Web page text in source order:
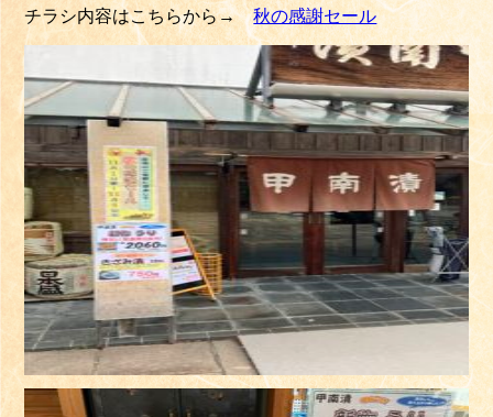
チラシ内容はこちらから→秋の感謝セール